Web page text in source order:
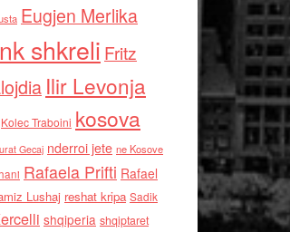
Eugjen Merlika
shkreli Fritz
Ilir Levonja
Kolec Traboini kosova
Gecaj nderroi jete ne Kosove
Rafaela Prifti Rafael
Lushaj reshat kripa Sadik
shqiperia shqiptaret